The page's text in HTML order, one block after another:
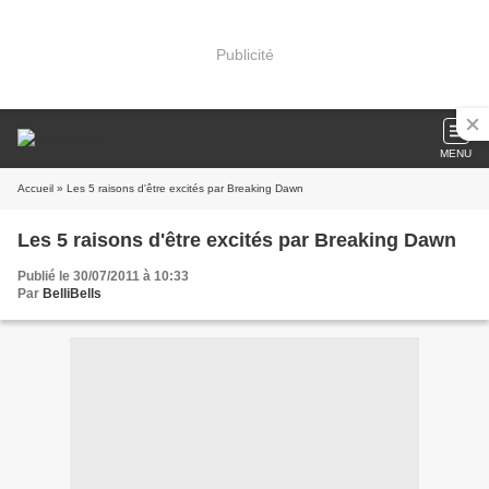
Publicité
MENU
Accueil » Les 5 raisons d'être excités par Breaking Dawn
Les 5 raisons d'être excités par Breaking Dawn
Publié le 30/07/2011 à 10:33
Par BelliBells